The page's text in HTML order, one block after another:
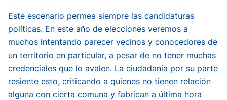
Este escenario permea siempre las candidaturas
políticas. En este año de elecciones veremos a
muchos intentando parecer vecinos y conocedores de
un territorio en particular, a pesar de no tener muchas
credenciales que lo avalen. La ciudadanía por su parte
resiente esto, criticando a quienes no tienen relación
alguna con cierta comuna y fabrican a última hora